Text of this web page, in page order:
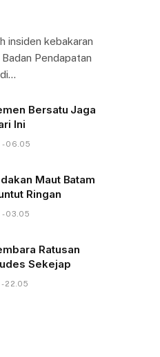
insiden kebakaran
Pendapatan
Bersatu Jaga
Ini
06.05
Maut Batam
Ringan
03.05
Ratusan
Sekejap
22.05